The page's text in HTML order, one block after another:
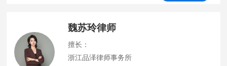
魏苏玲律师
擅长：
浙江品泽律师事务所